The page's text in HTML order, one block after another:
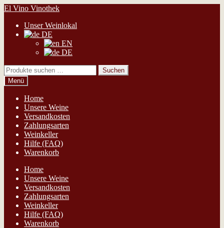
Zur
springen
Zum
springen
El Vino Vinothek
Unser Weinlokal
DE
EN
DE
Suchen
nach:
Suchen
Menü
Home
Unsere Weine
Versandkosten
Zahlungsarten
Weinkeller
Hilfe (FAQ)
Warenkorb
Home
Unsere Weine
Versandkosten
Zahlungsarten
Weinkeller
Hilfe (FAQ)
Warenkorb